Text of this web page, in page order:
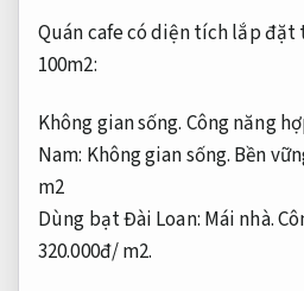
Quán cafe có diện tích lắp đặt
100m2:
Không gian sống. Công năng
Nam: Không gian sống. Bền
m2
Dùng bạt Đài Loan: Mái nhà.
320.000đ/ m2.